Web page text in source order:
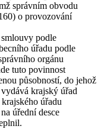
správním obvodu
o provozování
podle
úřadu podle
orgánu
tuto povinnost
působností, do jehož
krajský úřad
úřadu
úřední desce